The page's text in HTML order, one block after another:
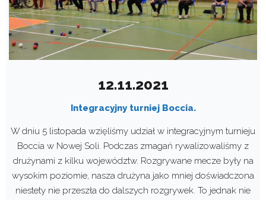
12.11.2021
Integracyjny turniej Boccia.
W dniu 5 listopada wzięliśmy udział w integracyjnym turnieju
Boccia w Nowej Soli. Podczas zmagań rywalizowaliśmy z
drużynami z kilku województw. Rozgrywane mecze były na
wysokim poziomie, nasza drużyna jako mniej doświadczona
niestety nie przeszła do dalszych rozgrywek. To jednak nie